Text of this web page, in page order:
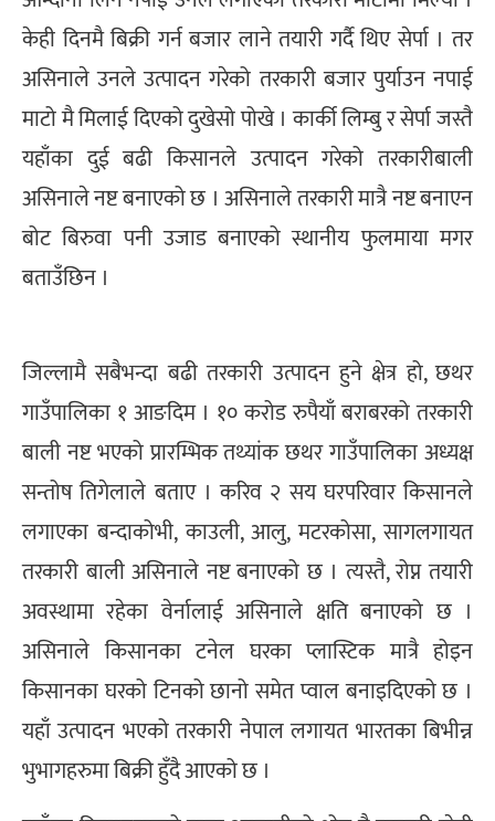
केही दिनमै बिक्री गर्न बजार लाने तयारी गर्दै थिए सेर्पा । तर
असिनाले उनले उत्पादन गरेको तरकारी बजार पुर्याउन नपाई
माटो मै मिलाई दिएको दुखेसो पोखे । कार्की लिम्बु र सेर्पा जस्तै
यहाँका दुई बढी किसानले उत्पादन गरेको तरकारीबाली
असिनाले नष्ट बनाएको छ । असिनाले तरकारी मात्रै नष्ट बनाएन
बोट बिरुवा पनी उजाड बनाएको स्थानीय फुलमाया मगर
बताउँछिन ।
जिल्लामै सबैभन्दा बढी तरकारी उत्पादन हुने क्षेत्र हो, छथर
गाउँपालिका १ आङदिम । १० करोड रुपैयाँ बराबरको तरकारी
बाली नष्ट भएको प्रारम्भिक तथ्यांक छथर गाउँपालिका अध्यक्ष
सन्तोष तिगेलाले बताए । करिव २ सय घरपरिवार किसानले
लगाएका बन्दाकोभी, काउली, आलु, मटरकोसा, सागलगायत
तरकारी बाली असिनाले नष्ट बनाएको छ । त्यस्तै, रोप्न तयारी
अवस्थामा रहेका वेर्नालाई असिनाले क्षति बनाएको छ ।
असिनाले किसानका टनेल घरका प्लास्टिक मात्रै होइन
किसानका घरको टिनको छानो समेत प्वाल बनाइदिएको छ ।
यहाँ उत्पादन भएको तरकारी नेपाल लगायत भारतका बिभीन्न
भुभागहरुमा बिक्री हुँदै आएको छ ।